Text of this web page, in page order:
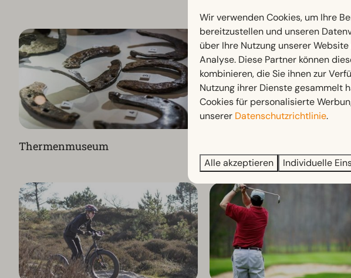
Thermenmuseum
Wir verwenden Cookies, um Ihre
bereitzustellen und unseren
über Ihre Nutzung unserer
Analyse. Diese Partner können
kombinieren, die Sie ihnen zur
Nutzung ihrer Dienste gesammelt
Cookies für personalisierte
unserer Datenschutzrichtlinie.
Alle akzeptieren Individuelle